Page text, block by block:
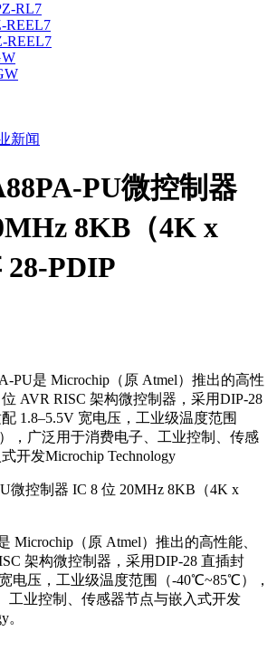
RL7
REEL7
REEL7
新闻
PU微控制器
8KB（4K x
28-PDIP
PU是 Microchip（原 Atmel）推出的高性
AVR RISC 架构微控制器，采用DIP-28
1.8–5.5V 宽电压，工业级温度范围
，广泛用于消费电子、工业控制、传感
开发Microchip Technology
Microchip（原 Atmel）推出的高性能、
架构微控制器，采用DIP-28 直插封
电压，工业级温度范围（-40℃~85℃），
工业控制、传感器节点与嵌入式开发
。